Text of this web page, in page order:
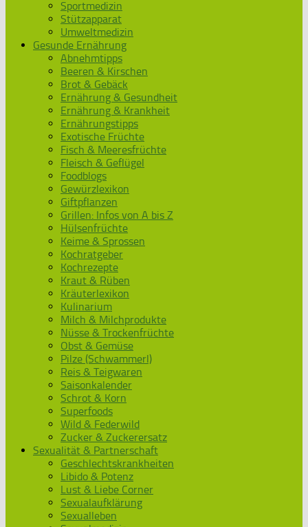
Sportmedizin
Stützapparat
Umweltmedizin
Gesunde Ernährung
Abnehmtipps
Beeren & Kirschen
Brot & Gebäck
Ernährung & Gesundheit
Ernährung & Krankheit
Ernährungstipps
Exotische Früchte
Fisch & Meeresfrüchte
Fleisch & Geflügel
Foodblogs
Gewürzlexikon
Giftpflanzen
Grillen: Infos von A bis Z
Hülsenfrüchte
Keime & Sprossen
Kochratgeber
Kochrezepte
Kraut & Rüben
Kräuterlexikon
Kulinarium
Milch & Milchprodukte
Nüsse & Trockenfrüchte
Obst & Gemüse
Pilze (Schwammerl)
Reis & Teigwaren
Saisonkalender
Schrot & Korn
Superfoods
Wild & Federwild
Zucker & Zuckerersatz
Sexualität & Partnerschaft
Geschlechtskrankheiten
Libido & Potenz
Lust & Liebe Corner
Sexualaufklärung
Sexualleben